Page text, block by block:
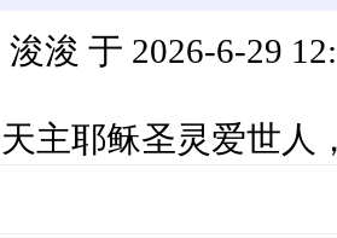
浚 于 2026-6-29
主耶稣圣灵爱世人